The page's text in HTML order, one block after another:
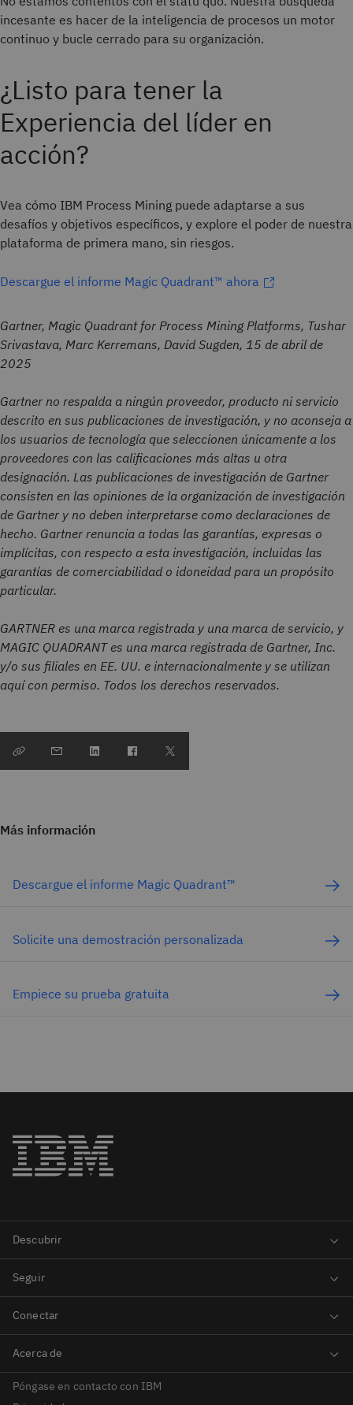
incesante es hacer de la inteligencia de procesos un motor
continuo y bucle cerrado para su organización.
¿Listo para tener la
Experiencia del líder en
acción?
Vea cómo IBM Process Mining puede adaptarse a sus
desafíos y objetivos específicos, y explore el poder de nuestra
plataforma de primera mano, sin riesgos.
Descargue el informe Magic Quadrant™ ahora
Gartner, Magic Quadrant for Process Mining Platforms, Tushar
Srivastava, Marc Kerremans, David Sugden, 15 de abril de
2025
Gartner no respalda a ningún proveedor, producto ni servicio
descrito en sus publicaciones de investigación, y no aconseja a
los usuarios de tecnología que seleccionen únicamente a los
proveedores con las calificaciones más altas u otra
designación. Las publicaciones de investigación de Gartner
consisten en las opiniones de la organización de investigación
de Gartner y no deben interpretarse como declaraciones de
hecho. Gartner renuncia a todas las garantías, expresas o
implícitas, con respecto a esta investigación, incluidas las
garantías de comerciabilidad o idoneidad para un propósito
particular.
GARTNER es una marca registrada y una marca de servicio, y
MAGIC QUADRANT es una marca registrada de Gartner, Inc.
y/o sus filiales en EE. UU. e internacionalmente y se utilizan
aquí con permiso. Todos los derechos reservados.
Más información
Descargue el informe Magic Quadrant™
Solicite una demostración personalizada
Empiece su prueba gratuita
Póngase en contacto con IBM